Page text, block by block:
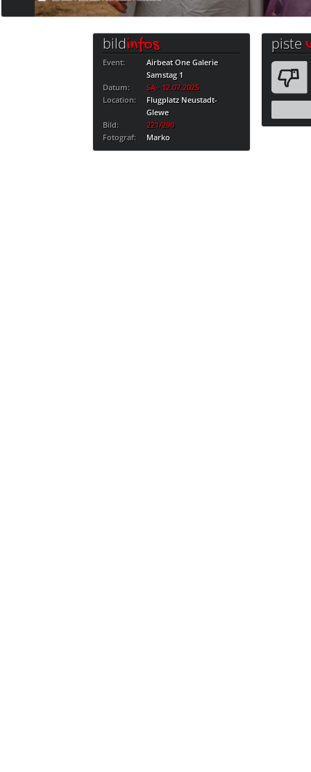
bildinfos
Event:
Airbeat One Galerie
Samstag 1
Datum:
SA · 12.07.2025
Location:
Flugplatz Neustadt-
Glewe
Bild:
221/290
Fotograf:
Marko
piste